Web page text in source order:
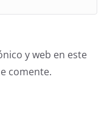
y web en este
comente.